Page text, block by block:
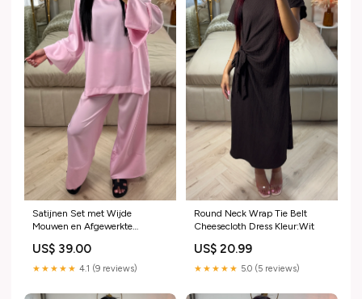
Satijnen Set met Wijde
Mouwen en Afgewerkte
US$ 39.00
★★★★★ 4.1 (9 reviews)
Round Neck Wrap Tie Belt
Cheesecloth Dress Kleur:Wit
US$ 20.99
★★★★★ 5.0 (5 reviews)